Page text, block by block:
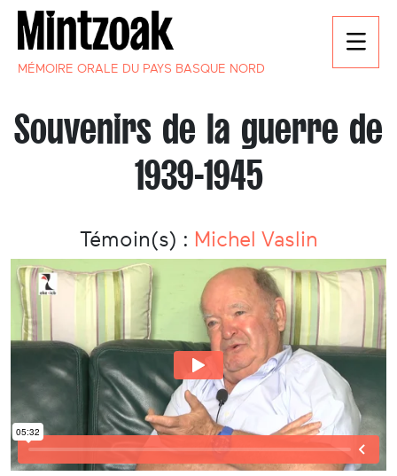
MÉMOIRE ORALE DU PAYS BASQUE NORD
Souvenirs de la guerre de
1939-1945
Témoin(s) : Michel Vaslin